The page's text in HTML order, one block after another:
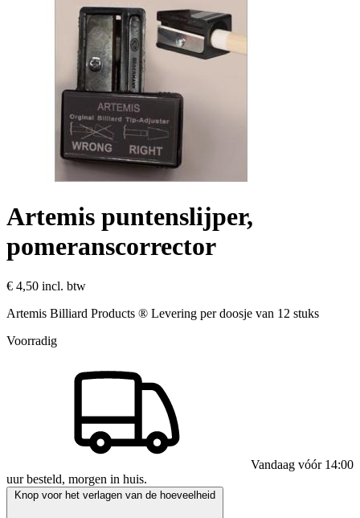
Artemis puntenslijper,
pomeranscorrector
€ 4,50 incl. btw
Artemis Billiard Products ® Levering per doosje van 12 stuks
Voorradig
Vandaag vóór 14:00
uur besteld, morgen in huis.
Knop voor het verlagen van de hoeveelheid